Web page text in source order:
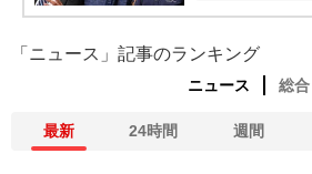
「ニュース」記事のランキング
ニュース 総合
最新 24時間 週間